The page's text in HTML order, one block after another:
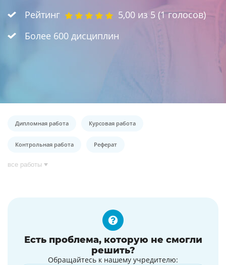
Рейтинг
5,00 из 5 (1голосов)
Более 600 дисциплин
Дипломная работа Курсовая работа
Контрольная работа Реферат
все работы
Есть проблема, которую не смогли
решить?
Обращайтесь к нашему учредителю: